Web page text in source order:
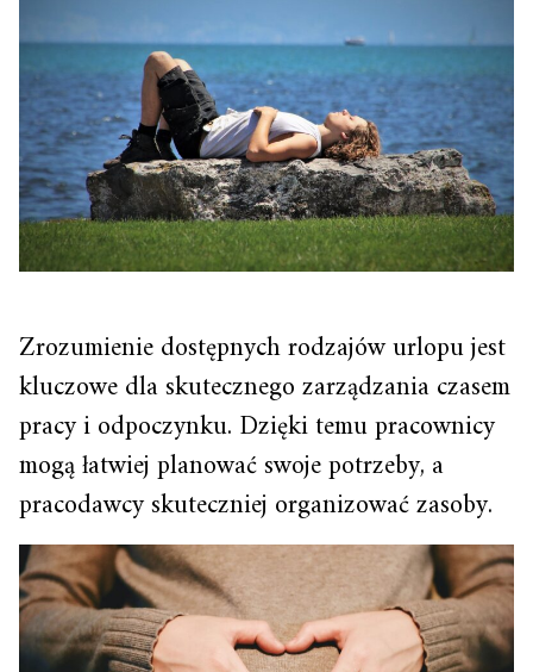
Zrozumienie dostępnych rodzajów urlopu jest
kluczowe dla skutecznego zarządzania czasem
pracy i odpoczynku. Dzięki temu pracownicy
mogą łatwiej planować swoje potrzeby, a
pracodawcy skuteczniej organizować zasoby.